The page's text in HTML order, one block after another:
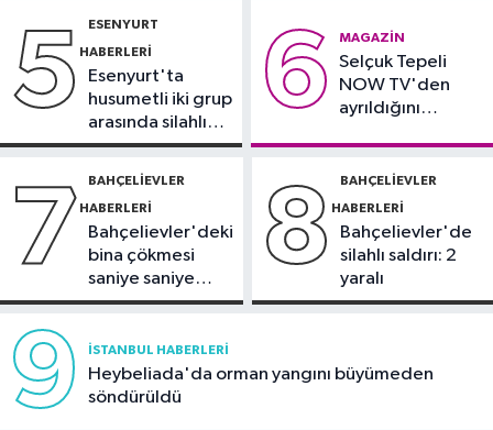
demeyin, önlemini alın
5 ESENYURT
HABERLERI
Esenyurt'ta
husumetli iki grup
arasında silahlı
kavga
6 MAGAZIN
Selçuk Tepeli
NOW TV'den
ayrıldığını
7 BAHÇELIEVLER
HABERLERI
Bahçelievler'deki
bina çökmesi
saniye saniye
görüntülendi
8 BAHÇELIEVLER
HABERLERI
Bahçelievler'de
silahlı saldırı: 2
yaralı
9 İSTANBUL HABERLERI
Heybeliada'da orman yangını büyümeden
söndürüldü